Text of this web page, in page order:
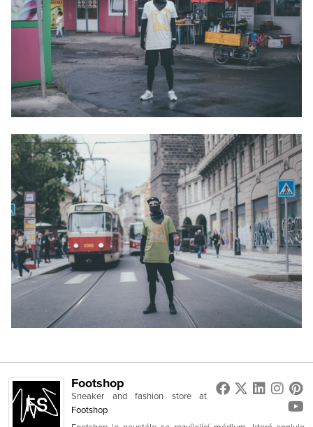
Footshop
Sneaker and fashion storeat
Footshop